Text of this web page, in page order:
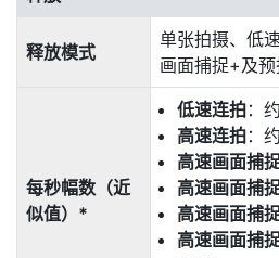
释放模式
单张拍摄、低
画面捕捉+及
每秒幅数（近
似值）*
低速连拍：
高速连拍：
高速画面捕
高速画面捕
高速画面捕
高速画面捕